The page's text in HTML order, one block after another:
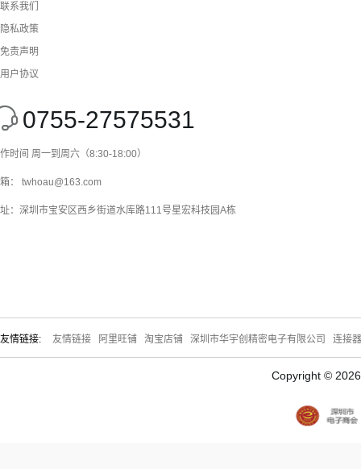
联系我们
隐私政策
免责声明
用户协议
0755-27575531
时间 周一到周六（8:30-18:00）
： twhoau@163.com
：深圳市宝安区西乡街道水库路111号星宏科技园A栋
友情链接: 友情链接 阿里旺铺 淘宝店铺 深圳市华宇创精密电子有限公司 连接
Copyright ©